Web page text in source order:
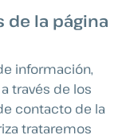
de la página
información,
través de los
contacto de la
trataremos